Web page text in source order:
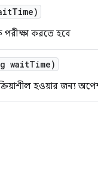
Time)
করতে হবে
waitTime)
হওয়ার জন্য